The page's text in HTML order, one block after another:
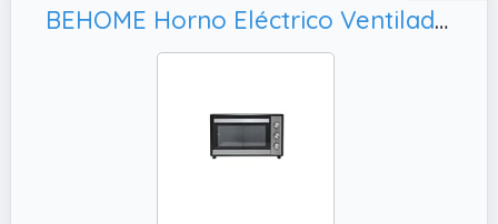
universal para la placa y la parrilla.
para un aislamiento óptimo. Está equipado
con cinco modos de funcionamiento: control
BEHOME Horno Eléctrico Ventilado de Exterior 70 litros, Bandeja para hornear y accesorios para el asador